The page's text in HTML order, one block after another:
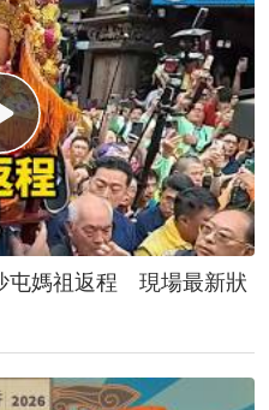
屯媽祖返程 現場最新狀